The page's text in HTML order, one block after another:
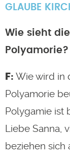
GLAUBE
Wie sieht
Polyamorie?
Wie wird in
Polyamorie
Polygamie ist
Liebe Sanna,
beziehen sich